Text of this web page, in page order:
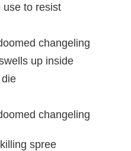
use to resist
changeling
up inside
changeling
spree